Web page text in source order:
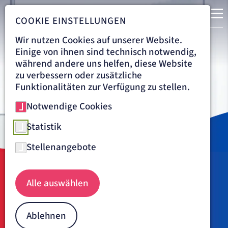
Portrait Dr. med. Rainer Blaas Chefarzt Anästhesie, Intensiv- und
Navigationspfad
LORETTO-KRANKENHAUS FREIBURG
Dr. med. Rainer Blaas
"Patienten- und lösungsorientiert."
COOKIE EINSTELLUNGEN
Wir nutzen Cookies auf unserer Website.
Einige von ihnen sind technisch notwendig,
während andere uns helfen, diese Website
zu verbessern oder zusätzliche
Funktionalitäten zur Verfügung zu stellen.
Notwendige Cookies
Statistik
Stellenangebote
Alle auswählen
Ablehnen